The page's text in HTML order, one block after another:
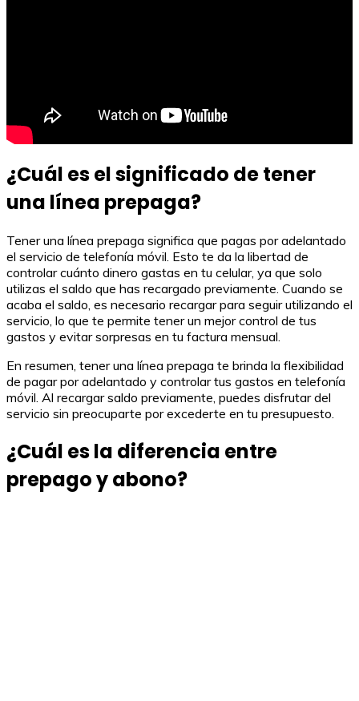
¿Cuál es el significado de tener
una línea prepaga?
Tener una línea prepaga significa que pagas por adelantado
el servicio de telefonía móvil. Esto te da la libertad de
controlar cuánto dinero gastas en tu celular, ya que solo
utilizas el saldo que has recargado previamente. Cuando se
acaba el saldo, es necesario recargar para seguir utilizando el
servicio, lo que te permite tener un mejor control de tus
gastos y evitar sorpresas en tu factura mensual.
En resumen, tener una línea prepaga te brinda la flexibilidad
de pagar por adelantado y controlar tus gastos en telefonía
móvil. Al recargar saldo previamente, puedes disfrutar del
servicio sin preocuparte por excederte en tu presupuesto.
¿Cuál es la diferencia entre
prepago y abono?